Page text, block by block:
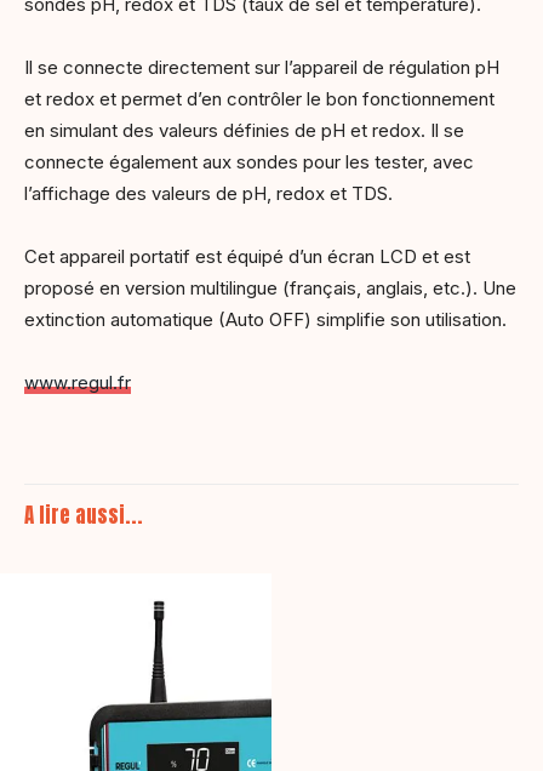
Il se connecte directement sur l’appareil de régulation pH
et redox et permet d’en contrôler le bon fonctionnement
en simulant des valeurs définies de pH et redox. Il se
connecte également aux sondes pour les tester, avec
l’affichage des valeurs de pH, redox et TDS.
Cet appareil portatif est équipé d’un écran LCD et est
proposé en version multilingue (français, anglais, etc.). Une
extinction automatique (Auto OFF) simplifie son utilisation.
www.regul.fr
A lire aussi...